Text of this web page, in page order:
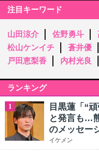
注目キーワード
山田涼介 佐野勇斗
松山ケンイチ
蒼井優
戸田恵梨香
内村光良
ランキング
1
目黒蓮「“
と発言も…
のメッセー
イケメン